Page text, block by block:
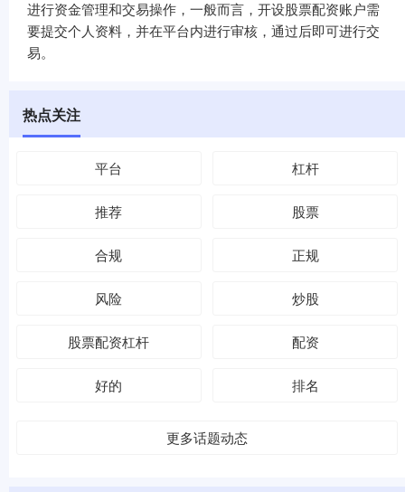
进行资金管理和交易操作，一般而言，开设股票配资账户需
要提交个人资料，并在平台内进行审核，通过后即可进行交
易。
热点关注
平台 杠杆
推荐 股票
合规 正规
风险 炒股
股票配资杠杆 配资
好的 排名
更多话题动态